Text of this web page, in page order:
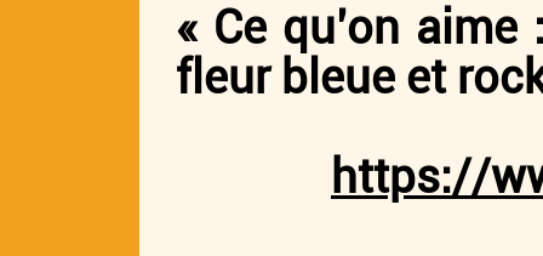
« Ce qu’on
fleur bleue et
https://